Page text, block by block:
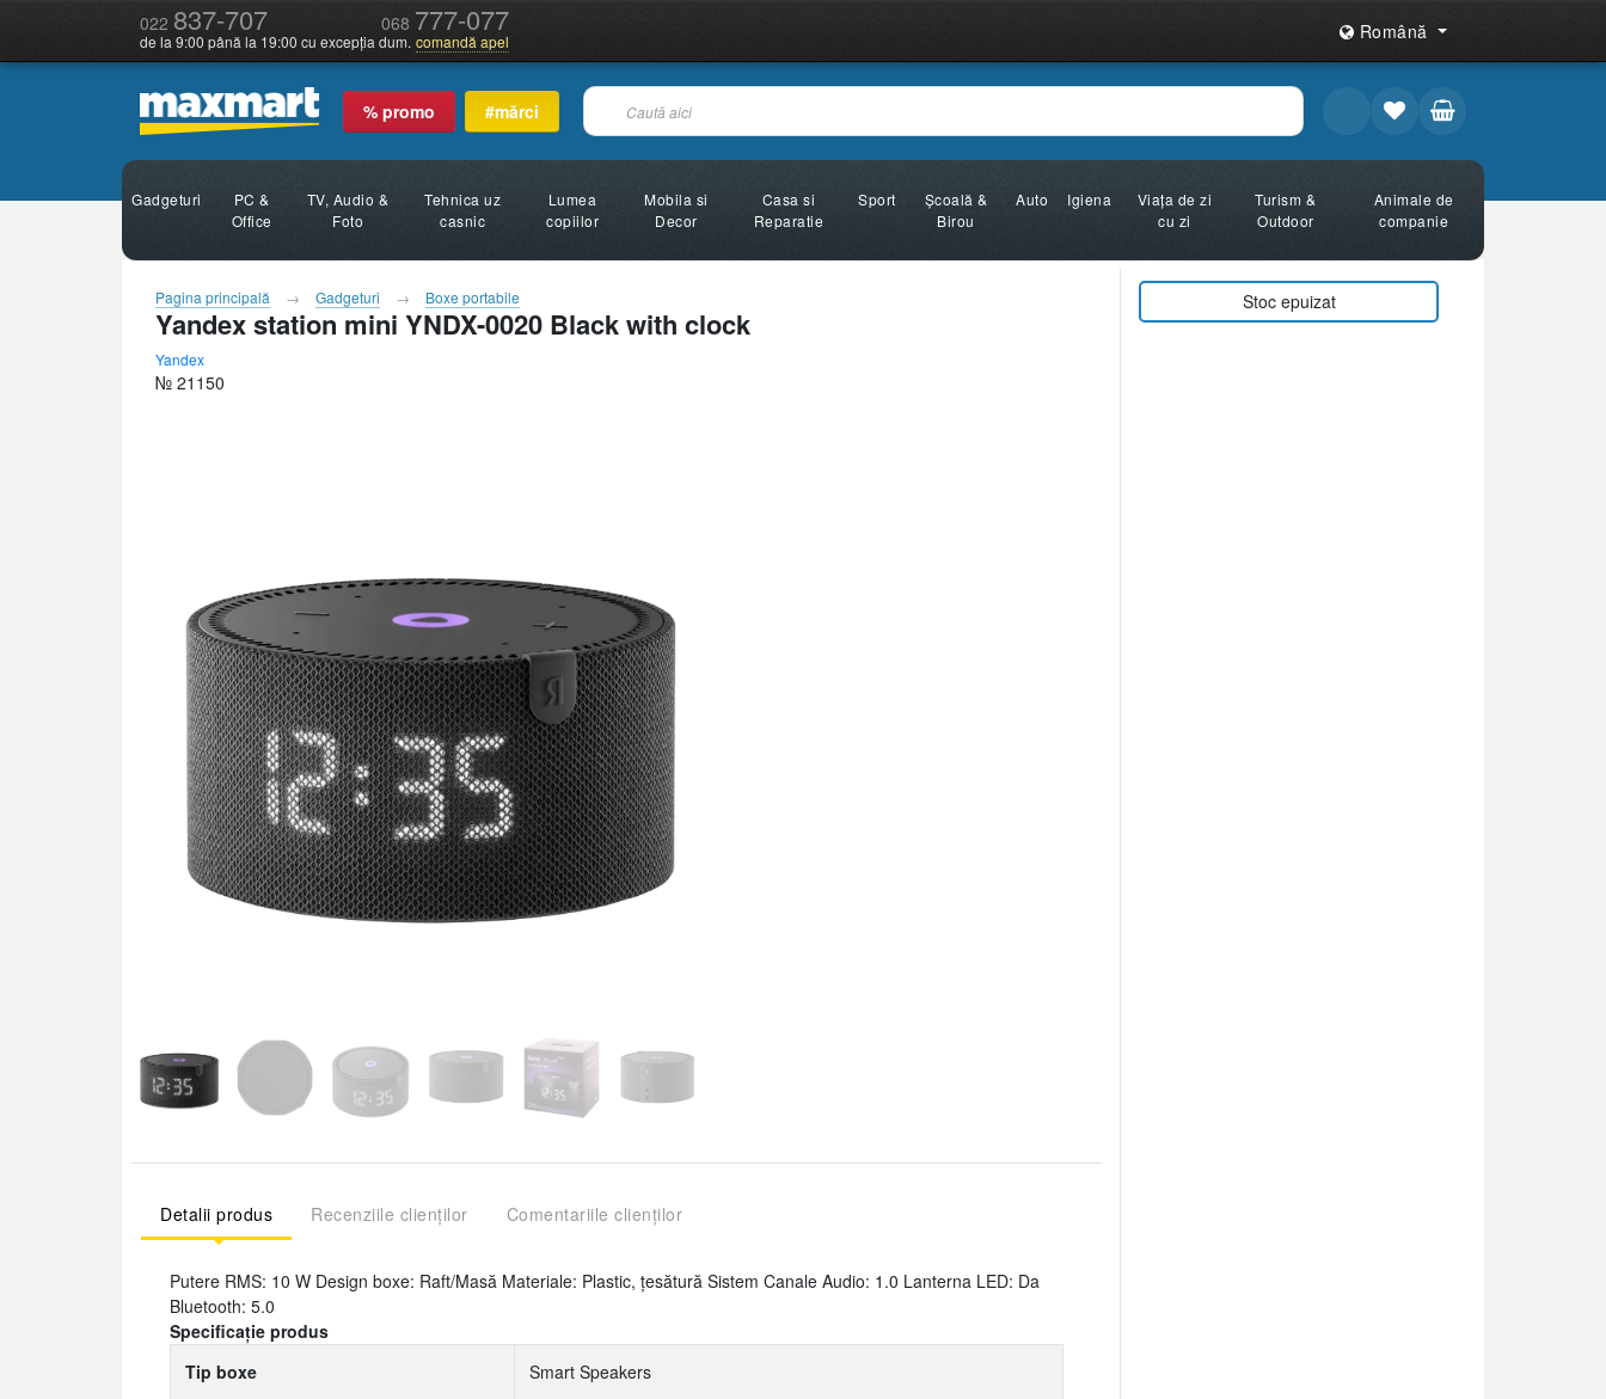
022 837-707 068 777-077
de la 9:00 până la 19:00 cu excepția dum. comandă apel Română
% promo #mărci
Gadgeturi
PC &
Office
TV, Audio &
Foto
Tehnica uz
casnic
Lumea
copiilor
Mobila si
Decor
Casa si
Reparatie
Sport
Şcoală &
Birou
Auto Igiena
Viața de zi
cu zi
Turism &
Outdoor
Animale de
companie
Pagina principală Gadgeturi Boxe portabile
Yandex station mini YNDX-0020 Black with clock
Yandex
№ 21150
Detalii produs Recenziile clienților Comentariile clienților
Putere RMS: 10 W Design boxe: Raft/Masă Materiale: Plastic, țesătură Sistem Canale Audio: 1.0 Lanterna LED: Da
Bluetooth: 5.0
Specificație produs
Tip boxe
Smart Speakers
Stoc epuizat